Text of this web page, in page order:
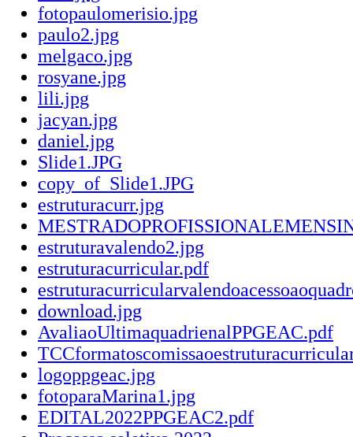
fotopaulomerisio.jpg
paulo2.jpg
melgaco.jpg
rosyane.jpg
lili.jpg
jacyan.jpg
daniel.jpg
Slide1.JPG
copy_of_Slide1.JPG
estruturacurr.jpg
estruturavalendo2.jpg
estruturacurricular.pdf
download.jpg
AvaliaoUltimaquadrienalPPGEAC.pdf
logoppgeac.jpg
fotoparaMarina1.jpg
EDITAL2022PPGEAC2.pdf